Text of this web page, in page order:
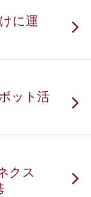
に運
ット活
クス